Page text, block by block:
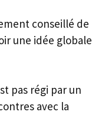
conseillé de
une idée globale
pas régi par un
avec la